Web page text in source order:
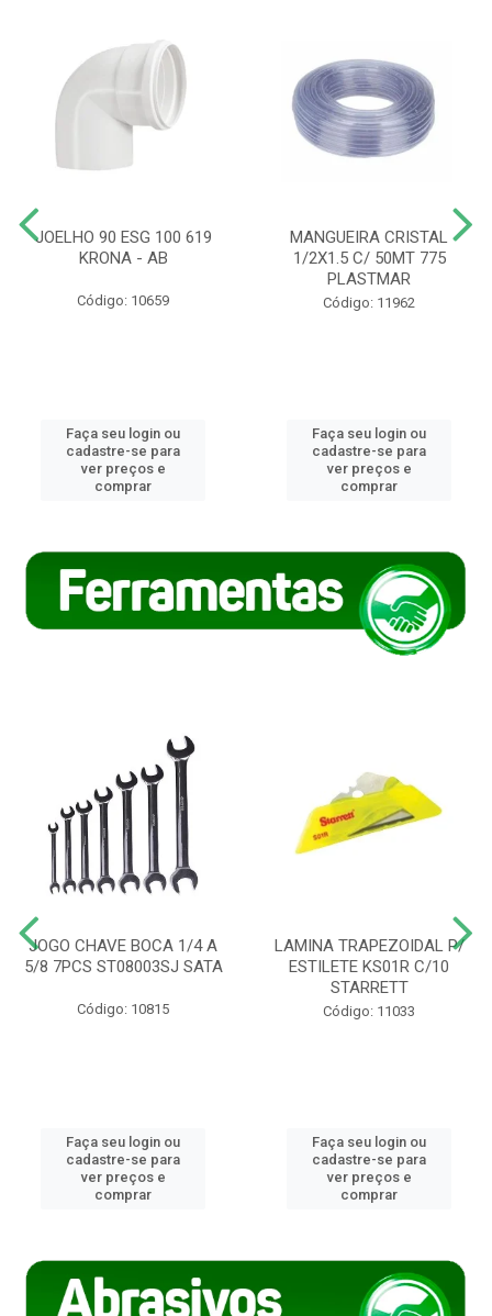
JOELHO 90 ESG 100 619
KRONA - AB
Código: 10659
Faça seu login ou
cadastre-se para
ver preços e
comprar
MANGUEIRA CRISTAL
1/2X1.5 C/ 50MT 775
PLASTMAR
Código: 11962
Faça seu login ou
cadastre-se para
ver preços e
comprar
JOGO CHAVE BOCA 1/4 A
5/8 7PCS ST08003SJ SATA
Código: 10815
Faça seu login ou
cadastre-se para
ver preços e
comprar
LAMINA TRAPEZOIDAL P/
ESTILETE KS01R C/10
STARRETT
Código: 11033
Faça seu login ou
cadastre-se para
ver preços e
comprar